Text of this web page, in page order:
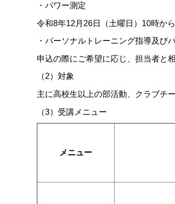
・パワー測定
令和8年12月26日（土曜日）10時か
・パーソナルトレーニング指導及び
申込の際にご希望に応じ、担当者と
（2）対象
主に高校生以上の部活動、クラブチ
（3）受講メニュー
メニュー